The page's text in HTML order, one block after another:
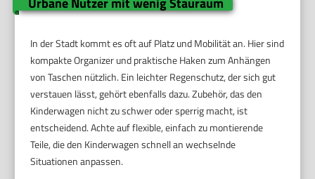
In der Stadt kommt es oft auf Platz und Mobilität an. Hier sind
kompakte Organizer und praktische Haken zum Anhängen
von Taschen nützlich. Ein leichter Regenschutz, der sich gut
verstauen lässt, gehört ebenfalls dazu. Zubehör, das den
Kinderwagen nicht zu schwer oder sperrig macht, ist
entscheidend. Achte auf flexible, einfach zu montierende
Teile, die den Kinderwagen schnell an wechselnde
Situationen anpassen.